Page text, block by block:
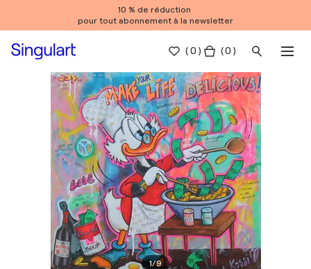
10 % de réduction
pour tout abonnement à la newsletter
(0 ) ( 0 )
1/9